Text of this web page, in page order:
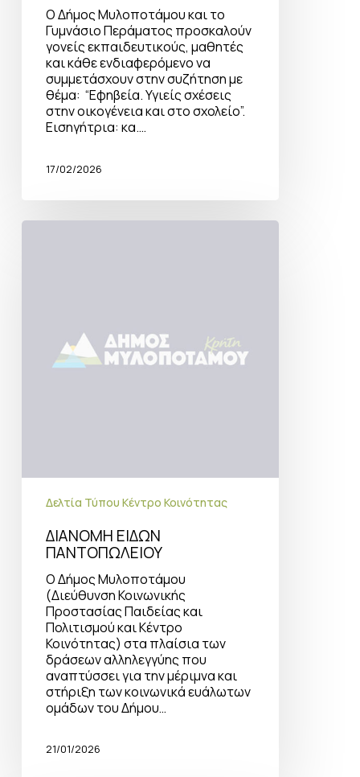
Ο Δήμος Μυλοποτάμου και το
Γυμνάσιο Περάματος προσκαλούν
γονείς εκπαιδευτικούς, μαθητές
και κάθε ενδιαφερόμενο να
συμμετάσχουν στην συζήτηση με
θέμα: “Εφηβεία. Υγιείς σχέσεις
στην οικογένεια και στο σχολείο”.
Εισηγήτρια: κα.…
17/02/2026
ΔΙΑΝΟΜΗ
Δελτία Τύπου Κέντρο Κοινότητας
ΔΙΑΝΟΜΗ ΕΙΔΩΝ
ΠΑΝΤΟΠΩΛΕΙΟΥ
Ο Δήμος Μυλοποτάμου
(Διεύθυνση Κοινωνικής
Προστασίας Παιδείας και
Πολιτισμού και Κέντρο
Κοινότητας) στα πλαίσια των
δράσεων αλληλεγγύης που
αναπτύσσει για την μέριμνα και
στήριξη των κοινωνικά ευάλωτων
ομάδων του Δήμου…
21/01/2026